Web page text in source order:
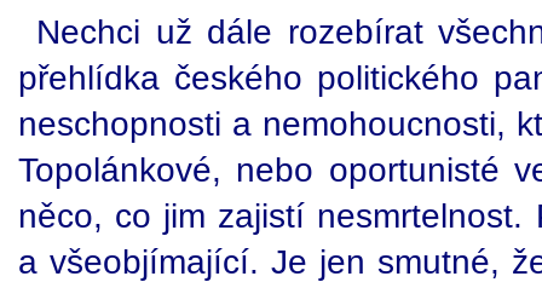
Nechci už dále rozebírat
přehlídka českého politického
neschopnosti a nemohoucnosti,
Topolánkové, nebo oportunisté
něco, co jim zajistí
a všeobjímající. Je jen smutné,